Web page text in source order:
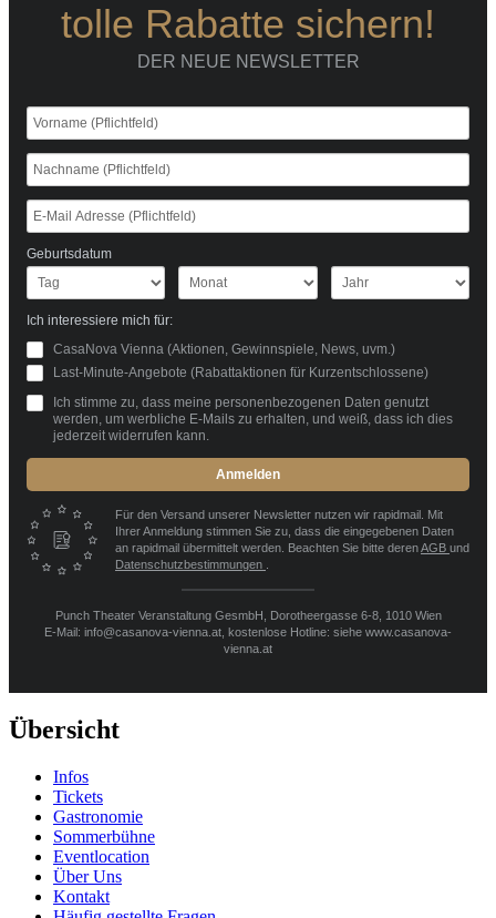
tolle Rabatte sichern!
DER NEUE NEWSLETTER
Geburtsdatum
Ich interessiere mich für:
CasaNova Vienna (Aktionen, Gewinnspiele, News, uvm.)
Last-Minute-Angebote (Rabattaktionen für Kurzentschlossene)
Ich stimme zu, dass meine personenbezogenen Daten genutzt
werden, um werbliche E-Mails zu erhalten, und weiß, dass ich dies
jederzeit widerrufen kann.
Anmelden
Für den Versand unserer Newsletter nutzen wir rapidmail. Mit
Ihrer Anmeldung stimmen Sie zu, dass die eingegebenen Daten
an rapidmail übermittelt werden. Beachten Sie bitte derenAGB und
Datenschutzbestimmungen
Punch Theater Veranstaltung GesmbH, Dorotheergasse 6-8, 1010 Wien
E-Mail: info@casanova-vienna.at, kostenlose Hotline: siehe www.casanova-
vienna.at
Übersicht
Infos
Tickets
Gastronomie
Sommerbühne
Eventlocation
Über Uns
Kontakt